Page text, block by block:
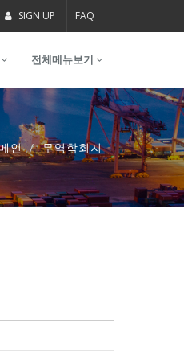
SIGN UP FAQ
전체메뉴보기
인 무역학회지